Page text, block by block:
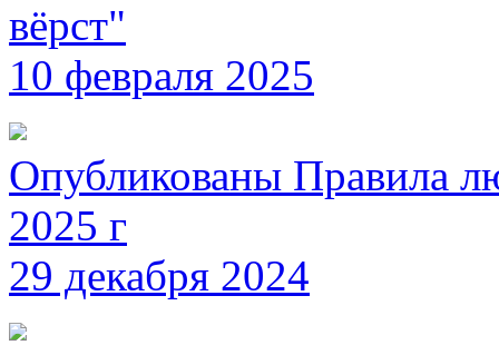
вёрст"
10 февраля 2025
Опубликованы Правила
2025 г
29 декабря 2024